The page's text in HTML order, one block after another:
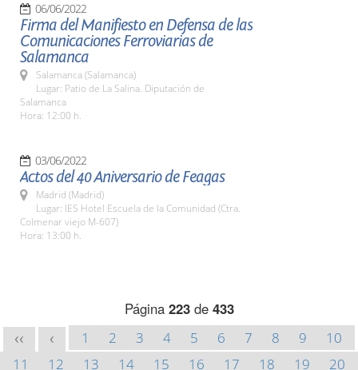
06/06/2022
Firma del Manifiesto en Defensa de las
Comunicaciones Ferroviarias de
Salamanca
Salamanca (Salamanca)
Lugar: Patio de La Salina. Diputación de
Salamanca
Hora: 12:00 h.
03/06/2022
Actos del 40 Aniversario de Feagas
Madrid (Madrid)
Lugar: IES Hotel Escuela de la Comunidad (Ctra.
Colmenar viejo M-607)
Hora: 13:00 h.
Página 223de 433
<< < 1 2 3 4 5 6 7 8 9
10
11
12 13 14 15 16 17 18 19
20